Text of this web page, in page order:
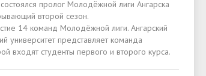
пролог Молодёжной лиги Ангарска
второй сезон.
14 команд Молодёжной лиги. Ангарский
университет представляет команда
входят студенты первого и второго курса.